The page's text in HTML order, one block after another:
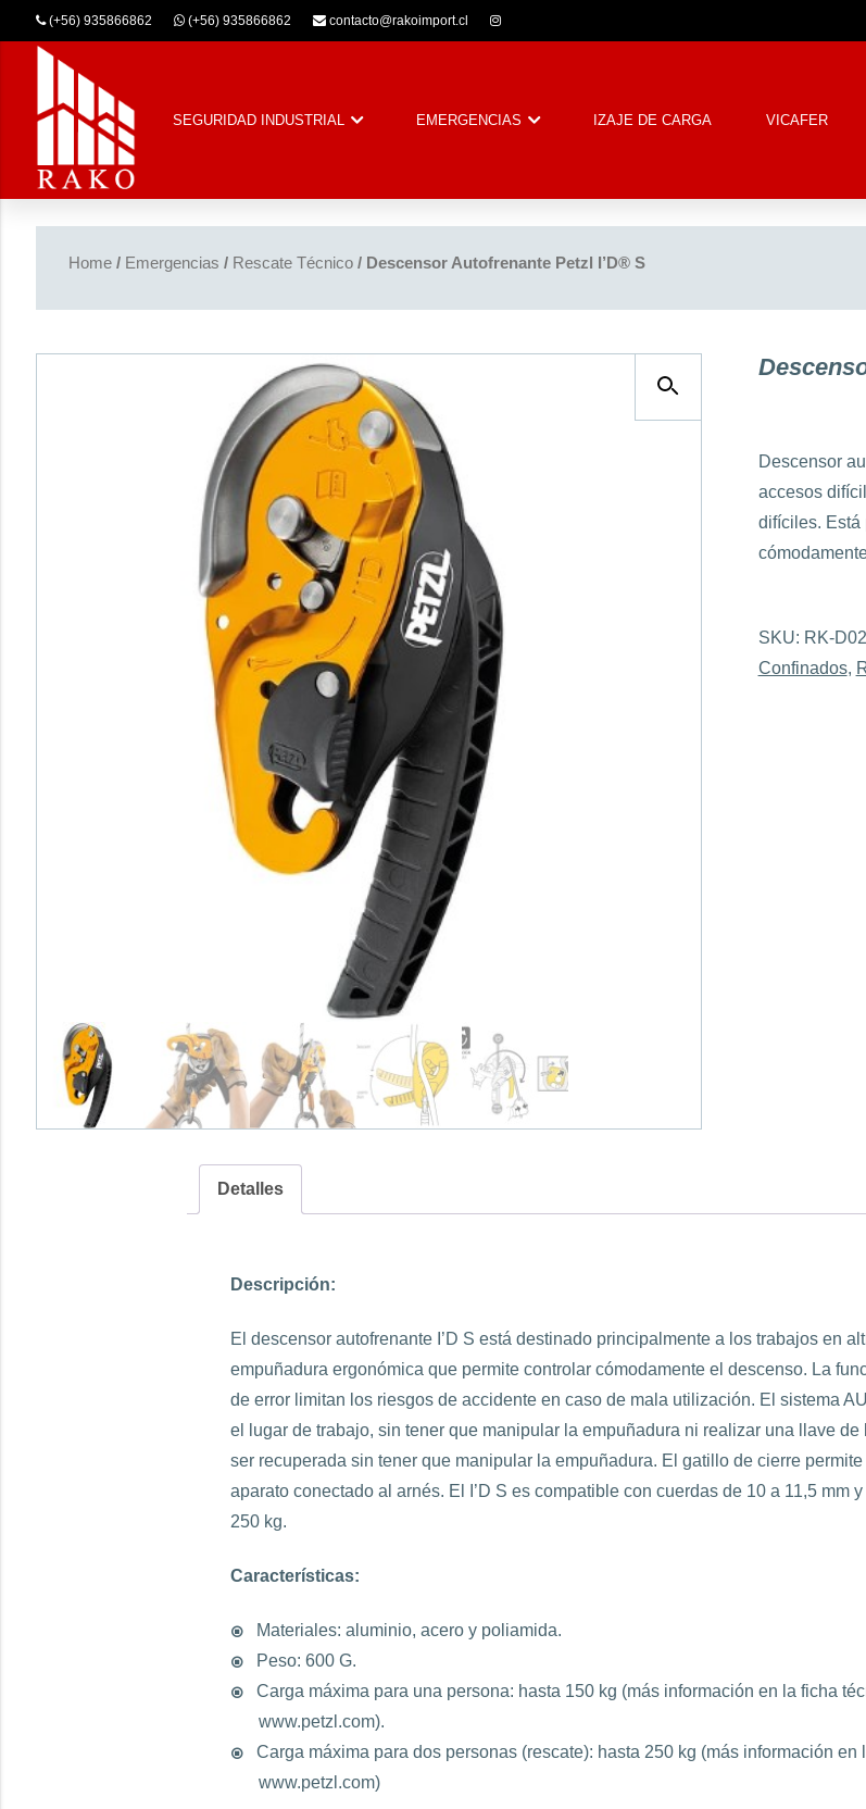
(+56) 935866862 (+56) 935866862 contacto@rakoimport.cl
SEGURIDAD INDUSTRIAL EMERGENCIAS IZAJE DE CARGA VICAFER
Home / Emergencias / Rescate Técnico / Descensor Autofrenante Petzl I’D® S
Descensor
accesos
difíciles. Está
SKU: RK-
Confinados,
Detalles
Descripción:
El descensor autofrenante I’D S está destinado principalmente a los trabajos en
empuñadura ergonómica que permite controlar cómodamente el descenso. La
de error limitan los riesgos de accidente en caso de mala utilización. El sistema
el lugar de trabajo, sin tener que manipular la empuñadura ni realizar una llave
ser recuperada sin tener que manipular la empuñadura. El gatillo de cierre
aparato conectado al arnés. El I’D S es compatible con cuerdas de 10 a 11,5 mm
250 kg.
Características:
Materiales: aluminio, acero y poliamida.
Peso: 600 G.
Carga máxima para una persona: hasta 150 kg (más información en la ficha
www.petzl.com).
Carga máxima para dos personas (rescate): hasta 250 kg (más información
www.petzl.com)